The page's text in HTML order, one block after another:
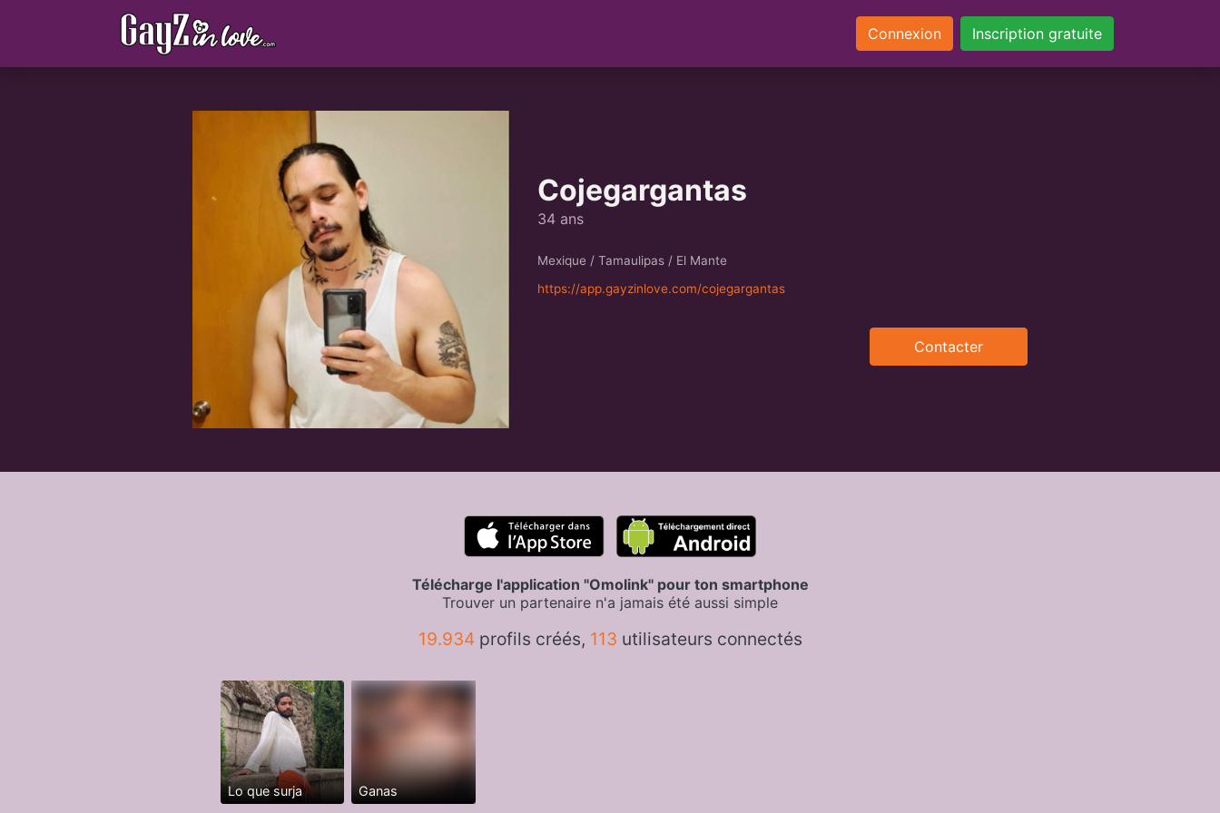
Connexion Inscription gratuite
Cojegargantas
34 ans
Mexique / Tamaulipas / El Mante
https://app.gayzinlove.com/cojegargantas
Contacter
Télécharge l'application "Omolink" pour ton smartphone
Trouver un partenaire n'a jamais été aussi simple
19.934profils créés, 113 utilisateurs connectés
Lo que surja Ganas